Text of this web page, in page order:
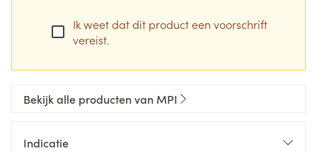
Ik weet dat dit product een voorschrift
vereist.
Bekijk alle producten van MPI
Indicatie